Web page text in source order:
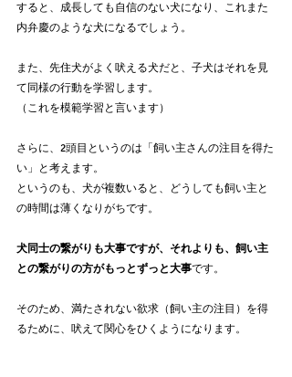
すると、成長しても自信のない犬になり、これまた
内弁慶のような犬になるでしょう。
また、先住犬がよく吠える犬だと、子犬はそれを見
て同様の行動を学習します。
（これを模範学習と言います）
さらに、2頭目というのは「飼い主さんの注目を得た
い」と考えます。
というのも、犬が複数いると、どうしても飼い主と
の時間は薄くなりがちです。
犬同士の繋がりも大事ですが、それよりも、飼い主
との繋がりの方がもっとずっと大事です。
そのため、満たされない欲求（飼い主の注目）を得
るために、吠えて関心をひくようになります。